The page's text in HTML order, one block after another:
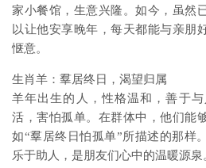
家小餐馆，生意兴隆。如今，虽然
以让他安享晚年，每天都能与亲朋
惬意。
生肖羊：羣居终日，渴望归属
羊年出生的人，性格温和，善于
活，害怕孤单。在群体中，他们能
如“羣居终日怕孤单”所描述的那样
乐于助人，是朋友们心中的温暖源泉